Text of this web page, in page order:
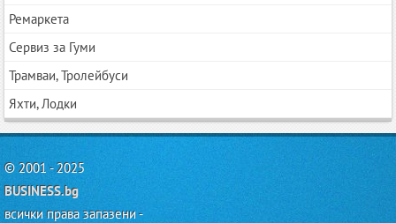
Ремаркета
Сервиз за Гуми
Трамваи, Тролейбуси
Яхти, Лодки
© 2001 - 2025
BUSINESS.bg
всички права запазени -